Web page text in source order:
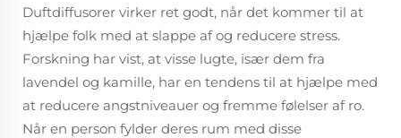
Duftdiffusorer virker ret godt, når det kommer til at
hjælpe folk med at slappe af og reducere stress.
Forskning har vist, at visse lugte, især dem fra
lavendel og kamille, har en tendens til at hjælpe med
at reducere angstniveauer og fremme følelser af ro.
Når en person fylder deres rum med disse